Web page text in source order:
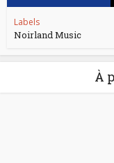
Labels
Noirland Music
À